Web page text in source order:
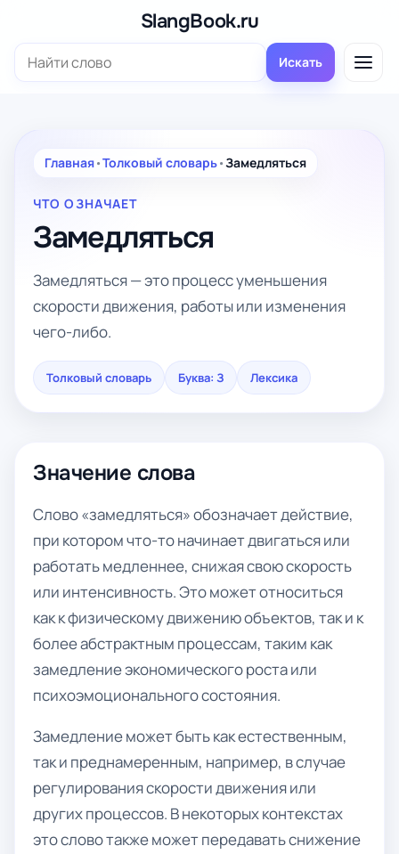
содержимому
SlangBook.ru
Поиск: Искать
Главная•Толковый словарь•Замедляться
ЧТО ОЗНАЧАЕТ
Замедляться
Замедляться — это процесс уменьшения
скорости движения, работы или изменения
чего-либо.
Толковый словарь Буква: З Лексика
Значение слова
Слово «замедляться» обозначает действие,
при котором что-то начинает двигаться или
работать медленнее, снижая свою скорость
или интенсивность. Это может относиться
как к физическому движению объектов, так и к
более абстрактным процессам, таким как
замедление экономического роста или
психоэмоционального состояния.
Замедление может быть как естественным,
так и преднамеренным, например, в случае
регулирования скорости движения или
других процессов. В некоторых контекстах
это слово также может передавать снижение